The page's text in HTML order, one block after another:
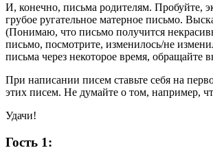
И, конечно, письма родителям. Пробуйте,
грубое ругательное матерное письмо.
(Понимаю, что письмо получится
письмо, посмотрите, изменилось/не
письма через некоторое время,
При написании писем ставьте себя на
этих писем. Не думайте о том, например,
Удачи!
Гость 1: